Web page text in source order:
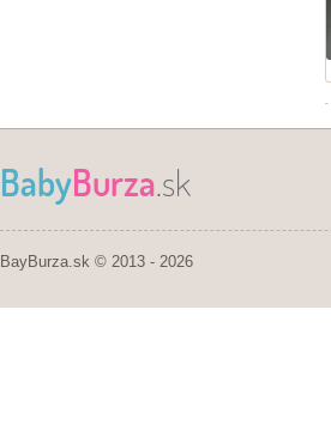
BabyBurza.sk
BayBurza.sk © 2013 - 2026